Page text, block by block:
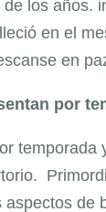
los años.
en el
en
por
temporada